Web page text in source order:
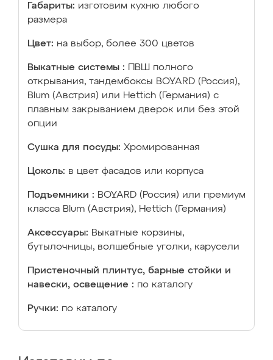
Габариты: изготовим кухню любого
размера
Цвет: на выбор, более 300 цветов
Выкатные системы :
ПВШ полного
открывания, тандембоксы BOYARD (Россия),
Blum (Австрия) или Hettich (Германия) с
плавным закрыванием дверок или без этой
опции
Сушка для посуды: Хромированная
Цоколь: в цвет фасадов или корпуса
Подъемники : BOYARD (Россия) или премиум
класса Blum (Австрия), Hettich (Германия)
Аксессуары: Выкатные корзины,
бутылочницы, волшебные уголки, карусели
Пристеночный плинтус, барные стойки и
навески, освещение : по каталогу
Ручки: по каталогу